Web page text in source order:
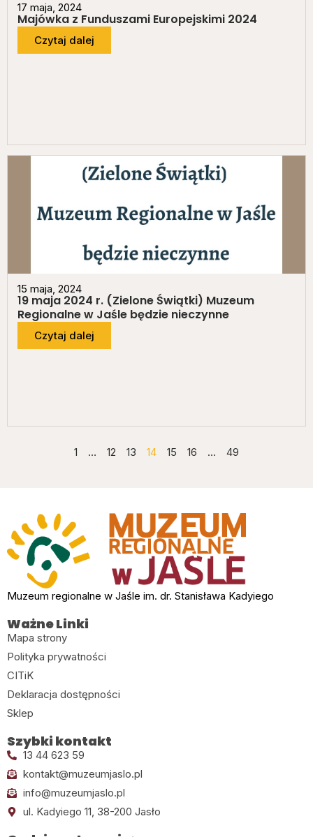
17 maja, 2024
Majówka z Funduszami Europejskimi 2024
Czytaj dalej
15 maja, 2024
19 maja 2024 r. (Zielone Świątki) Muzeum
Regionalne w Jaśle będzie nieczynne
Czytaj dalej
1 … 12 13 14 15 16 … 49
Muzeum regionalne w Jaśle im. dr. Stanisława Kadyiego
Ważne Linki
Mapa strony
Polityka prywatności
CITiK
Deklaracja dostępności
Sklep
Szybki kontakt
13 44 623 59
kontakt@muzeumjaslo.pl
info@muzeumjaslo.pl
ul. Kadyiego 11, 38-200 Jasło